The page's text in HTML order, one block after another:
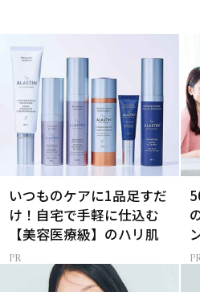
いつものケアに1品足すだ
け！自宅で手軽に仕込む
【美容医療級】のハリ肌